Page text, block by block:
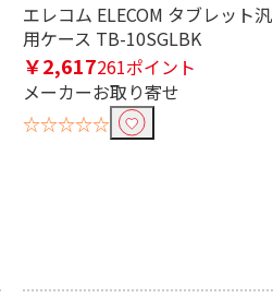
エレコム ELECOM タブレット汎
用ケース TB-10SGLBK
￥2,617261ポイント
メーカーお取り寄せ
☆☆☆☆☆